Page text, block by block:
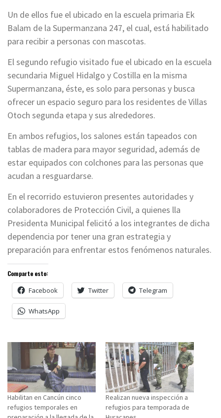
Un de ellos fue el ubicado en la escuela primaria Ek
Balam de la Supermanzana 247, el cual, está habilitado
para recibir a personas con mascotas.
El segundo refugio visitado fue el ubicado en la escuela
secundaria Miguel Hidalgo y Costilla en la misma
Supermanzana, éste, es solo para personas y busca
ofrecer un espacio seguro para los residentes de Villas
Otoch segunda etapa y sus alrededores.
En ambos refugios, los salones están tapeados con
tablas de madera para mayor seguridad, además de
estar equipados con colchones para las personas que
acudan a resguardarse.
En el recorrido estuvieron presentes autoridades y
colaboradores de Protección Civil, a quienes lla
Presidenta Municipal felicitó a los integrantes de dicha
dependencia por tener una gran estrategia y
preparación para enfrentar estos fenómenos naturales.
Comparte esto:
Facebook Twitter Telegram
WhatsApp
Habilitan en Cancún cinco
refugios temporales en
Realizan nueva inspección a
refugios para temporada de